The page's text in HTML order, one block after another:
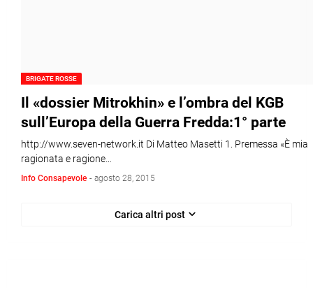
BRIGATE ROSSE
Il «dossier Mitrokhin» e l’ombra del KGB
sull’Europa della Guerra Fredda:1° parte
http://www.seven-network.it Di Matteo Masetti 1. Premessa «È mia
ragionata e ragione…
Info Consapevole - agosto 28, 2015
Carica altri post